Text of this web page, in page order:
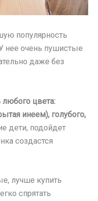
популярность
нее очень пушистые
даже без
цвета:
инеем), голубого,
дети, подойдет
создастся
лучше купить
спрятать